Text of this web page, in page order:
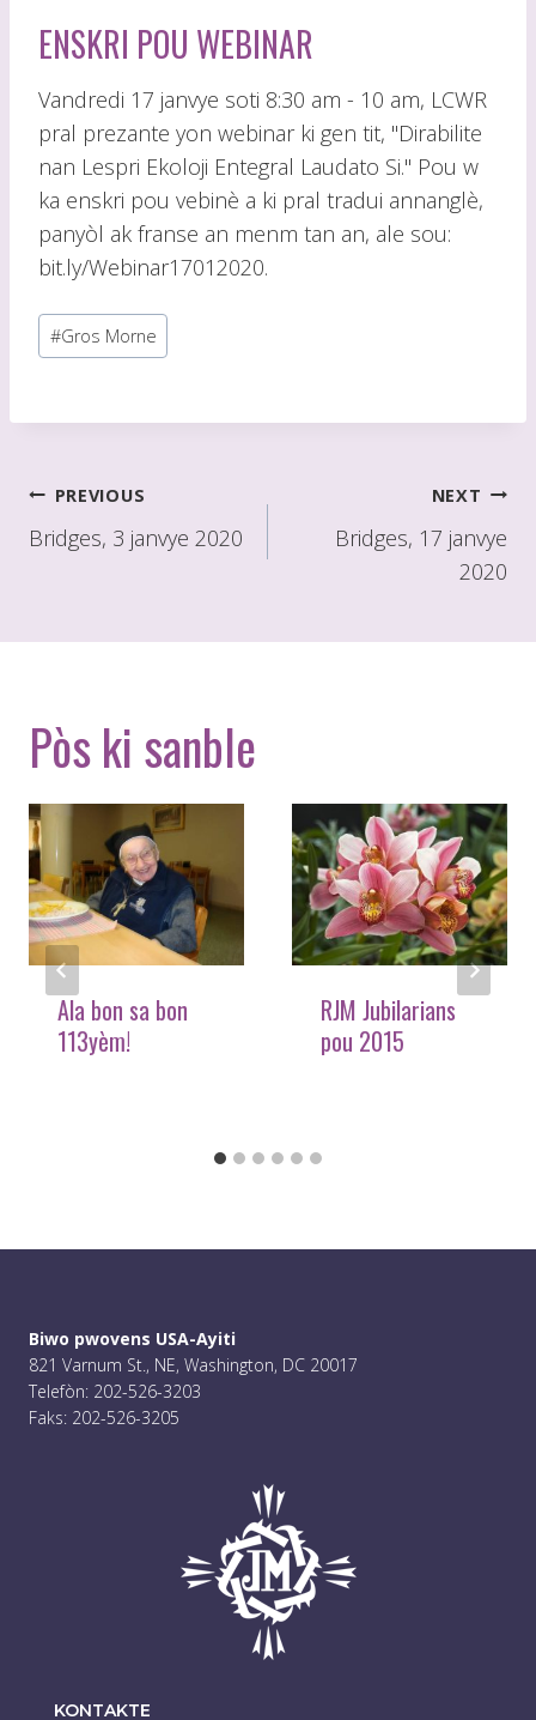
ENSKRI POU WEBINAR
Vandredi 17 janvye soti 8:30 am - 10 am, LCWR
pral prezante yon webinar ki gen tit, "Dirabilite
nan Lespri Ekoloji Entegral Laudato Si." Pou w
ka enskri pou vebinè a ki pral tradui annanglè,
panyòl ak franse an menm tan an, ale sou:
bit.ly/Webinar17012020.
Post
Tags:
#Gros Morne
Poste
navigasyon
PREVIOUS
Bridges, 3 janvye 2020
NEXT
Bridges, 17 janvye
2020
Pòs ki sanble
Ala bon sa bon
113yèm!
RJM Jubilarians
pou 2015
Biwo pwovens USA-Ayiti
821 Varnum St., NE, Washington, DC 20017
Telefòn: 202-526-3203
Faks: 202-526-3205
KONTAKTE